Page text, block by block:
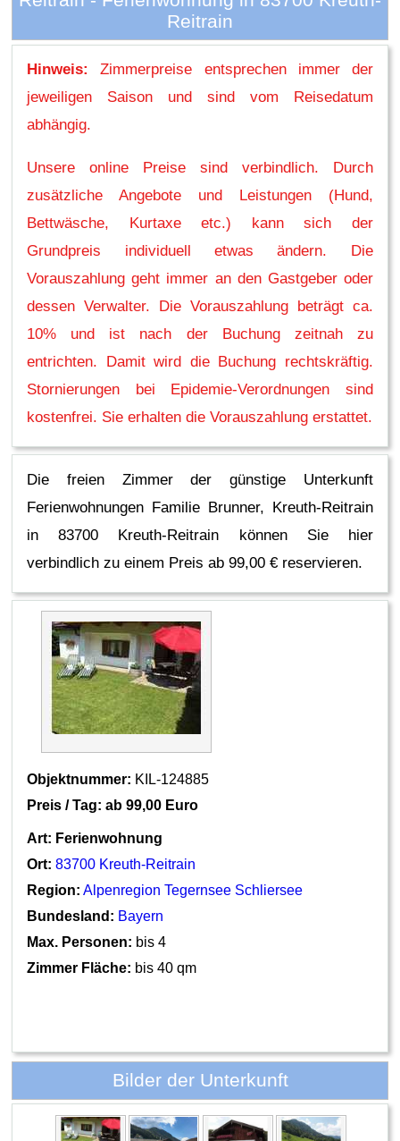
Reitrain
Hinweis:
Zimmerpreise entsprechen immer der
jeweiligen Saison und sind vom Reisedatum
abhängig.
Unsere online Preise sind verbindlich. Durch
zusätzliche Angebote und Leistungen (Hund,
Bettwäsche, Kurtaxe etc.) kann sich der
Grundpreis individuell etwas ändern. Die
Vorauszahlung geht immer an den Gastgeber oder
dessen Verwalter. Die Vorauszahlung beträgt ca.
10% und ist nach der Buchung zeitnah zu
entrichten. Damit wird die Buchung rechtskräftig.
Stornierungen bei Epidemie-Verordnungen sind
kostenfrei. Sie erhalten die Vorauszahlung erstattet.
Die freien Zimmer der günstige Unterkunft
Ferienwohnungen Familie Brunner, Kreuth-Reitrain
in 83700 Kreuth-Reitrain können Sie hier
verbindlich zu einem Preis ab 99,00 € reservieren.
Objektnummer: KIL-124885
Preis / Tag: ab 99,00 Euro
Art: Ferienwohnung
Ort: 83700 Kreuth-Reitrain
Region: Alpenregion Tegernsee Schliersee
Bundesland: Bayern
Max. Personen: bis 4
Zimmer Fläche: bis 40 qm
Bilder der Unterkunft